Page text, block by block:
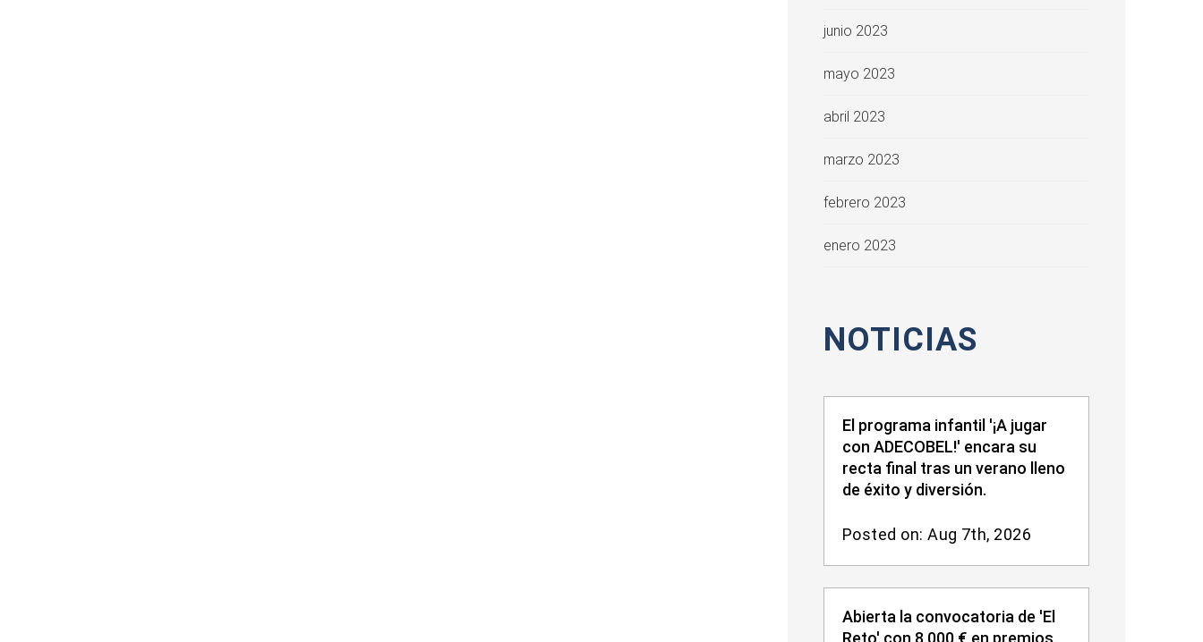
junio 2023
mayo 2023
abril 2023
marzo 2023
febrero 2023
enero 2023
NOTICIAS
El programa infantil '¡A jugar
con ADECOBEL!' encara su
recta final tras un verano lleno
de éxito y diversión.
Posted on: Aug 7th, 2026
Abierta la convocatoria de 'El